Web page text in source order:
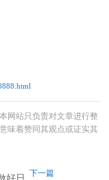
网站只负责对文章进行整
味着赞同其观点或证实其
下一篇